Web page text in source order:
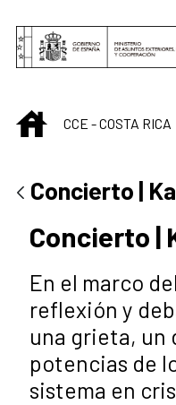
INICIO
CCE - COSTA RICA
Concierto |
Concierto |
En el marco
reflexión y
una grieta, un
potencias de
sistema en